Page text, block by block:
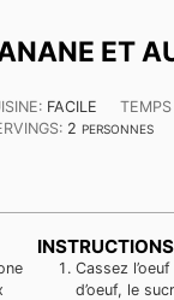
ET
FACILE
2 PERSONNES
INSTRUCTIONS
Cassez
d’oeuf, le